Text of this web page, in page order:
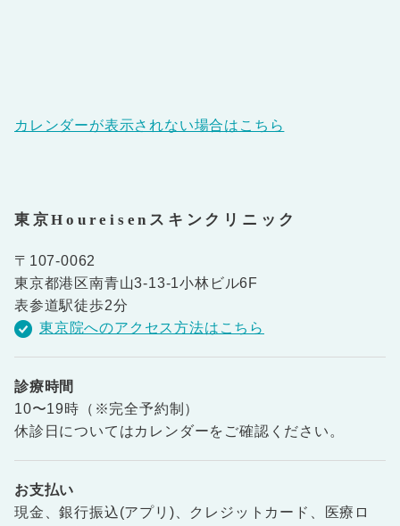
カレンダーが表示されない場合はこちら
東京Houreisenスキンクリニック
〒107-0062
東京都港区南青山3-13-1小林ビル6F
表参道駅徒歩2分
東京院へのアクセス方法はこちら
診療時間
10〜19時（※完全予約制）
休診日についてはカレンダーをご確認ください。
お支払い
現金、銀行振込(アプリ)、クレジットカード、医療ロ